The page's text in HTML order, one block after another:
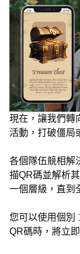
現在，讓我們轉
活動，打破僵局
各個隊伍競相解
描QR碼並解析
一個層級，直到
您可以使用個別
QR碼時，將立